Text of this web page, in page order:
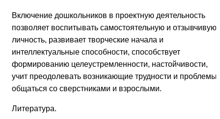
Включение дошкольников в проектную деятельность
позволяет воспитывать самостоятельную и отзывчивую
личность, развивает творческие начала и
интеллектуальные способности, способствует
формированию целеустремленности, настойчивости,
учит преодолевать возникающие трудности и проблемы,
общаться со сверстниками и взрослыми.
Литература.